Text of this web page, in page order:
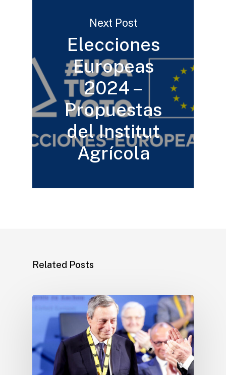
Next Post
Elecciones
Europeas
2024 –
Propuestas
del Institut
Agrícola
Related Posts